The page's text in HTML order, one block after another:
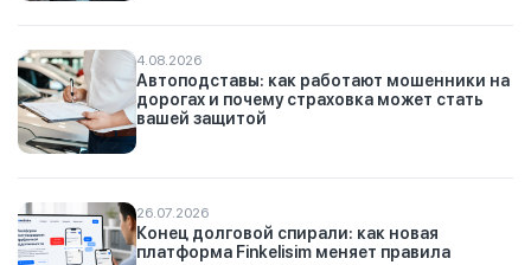
4.08.2026
Автоподставы: как работают мошенники на
дорогах и почему страховка может стать
вашей защитой
26.07.2026
Конец долговой спирали: как новая
платформа Finkelisim меняет правила